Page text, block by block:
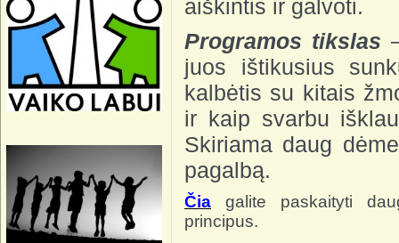
aiškintis ir galvoti.
Programos tikslas
juos ištikusius
kalbėtis su kitais
ir kaip svarbu
Skiriama daug
pagalbą.
Čia
galite paskaityti
principus.